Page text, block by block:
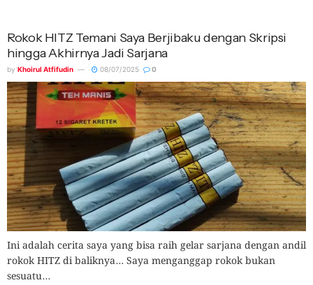
Rokok HITZ Temani Saya Berjibaku dengan Skripsi
hingga Akhirnya Jadi Sarjana
by Khoirul Atfifudin 08/07/2025 0
Ini adalah cerita saya yang bisa raih gelar sarjana dengan andil
rokok HITZ di baliknya… Saya menganggap rokok bukan
sesuatu...